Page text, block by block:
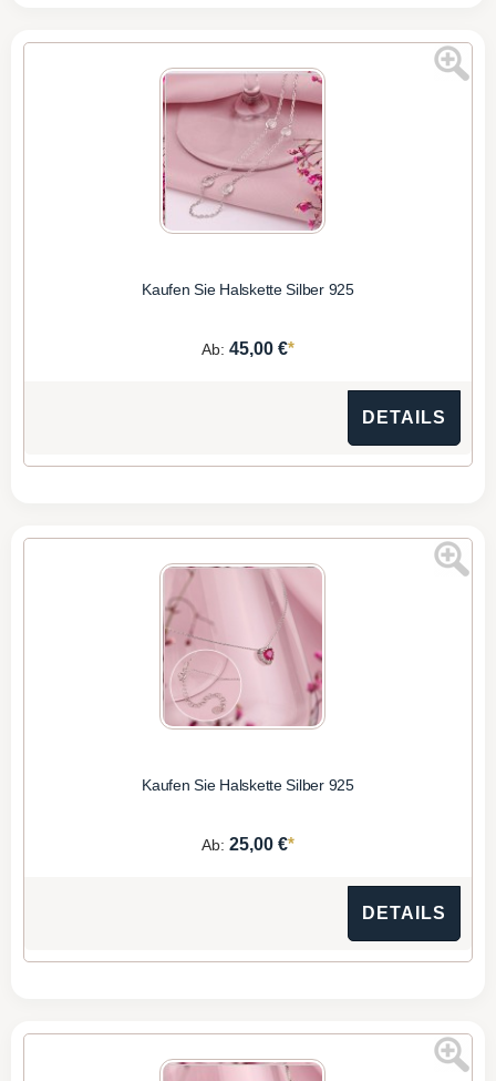
Kaufen Sie Halskette Silber 925
Ab: 45,00 €*
DETAILS
Kaufen Sie Halskette Silber 925
Ab: 25,00 €*
DETAILS